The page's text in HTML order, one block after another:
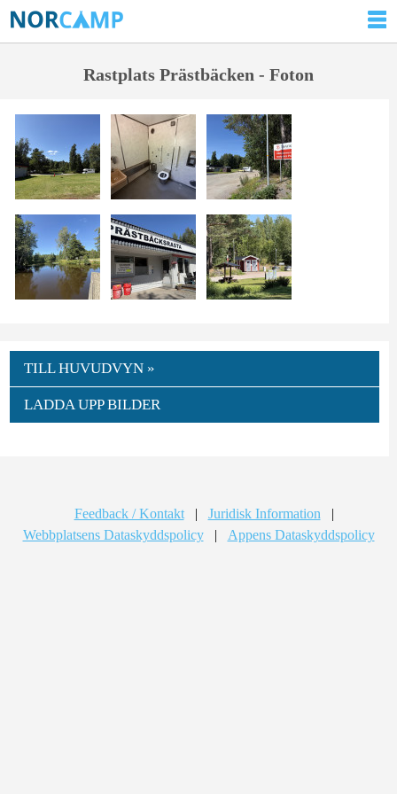
Rastplats Prästbäcken - Foton
TILL HUVUDVYN »
LADDA UPP BILDER
Feedback / Kontakt | Juridisk Information
|
Webbplatsens Dataskyddspolicy
| Appens Dataskyddspolicy